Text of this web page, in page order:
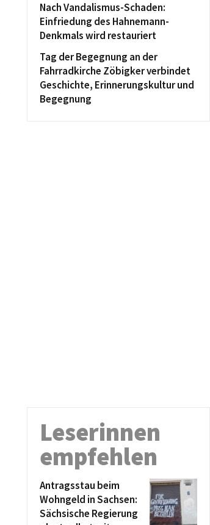
Nach Vandalismus-Schaden:
Einfriedung des Hahnemann-
Denkmals wird restauriert
Tag der Begegnung an der
Fahrradkirche Zöbigker verbindet
Geschichte, Erinnerungskultur und
Begegnung
Leserinnen
empfehlen
Antragsstau beim
Wohngeld in Sachsen:
Sächsische Regierung